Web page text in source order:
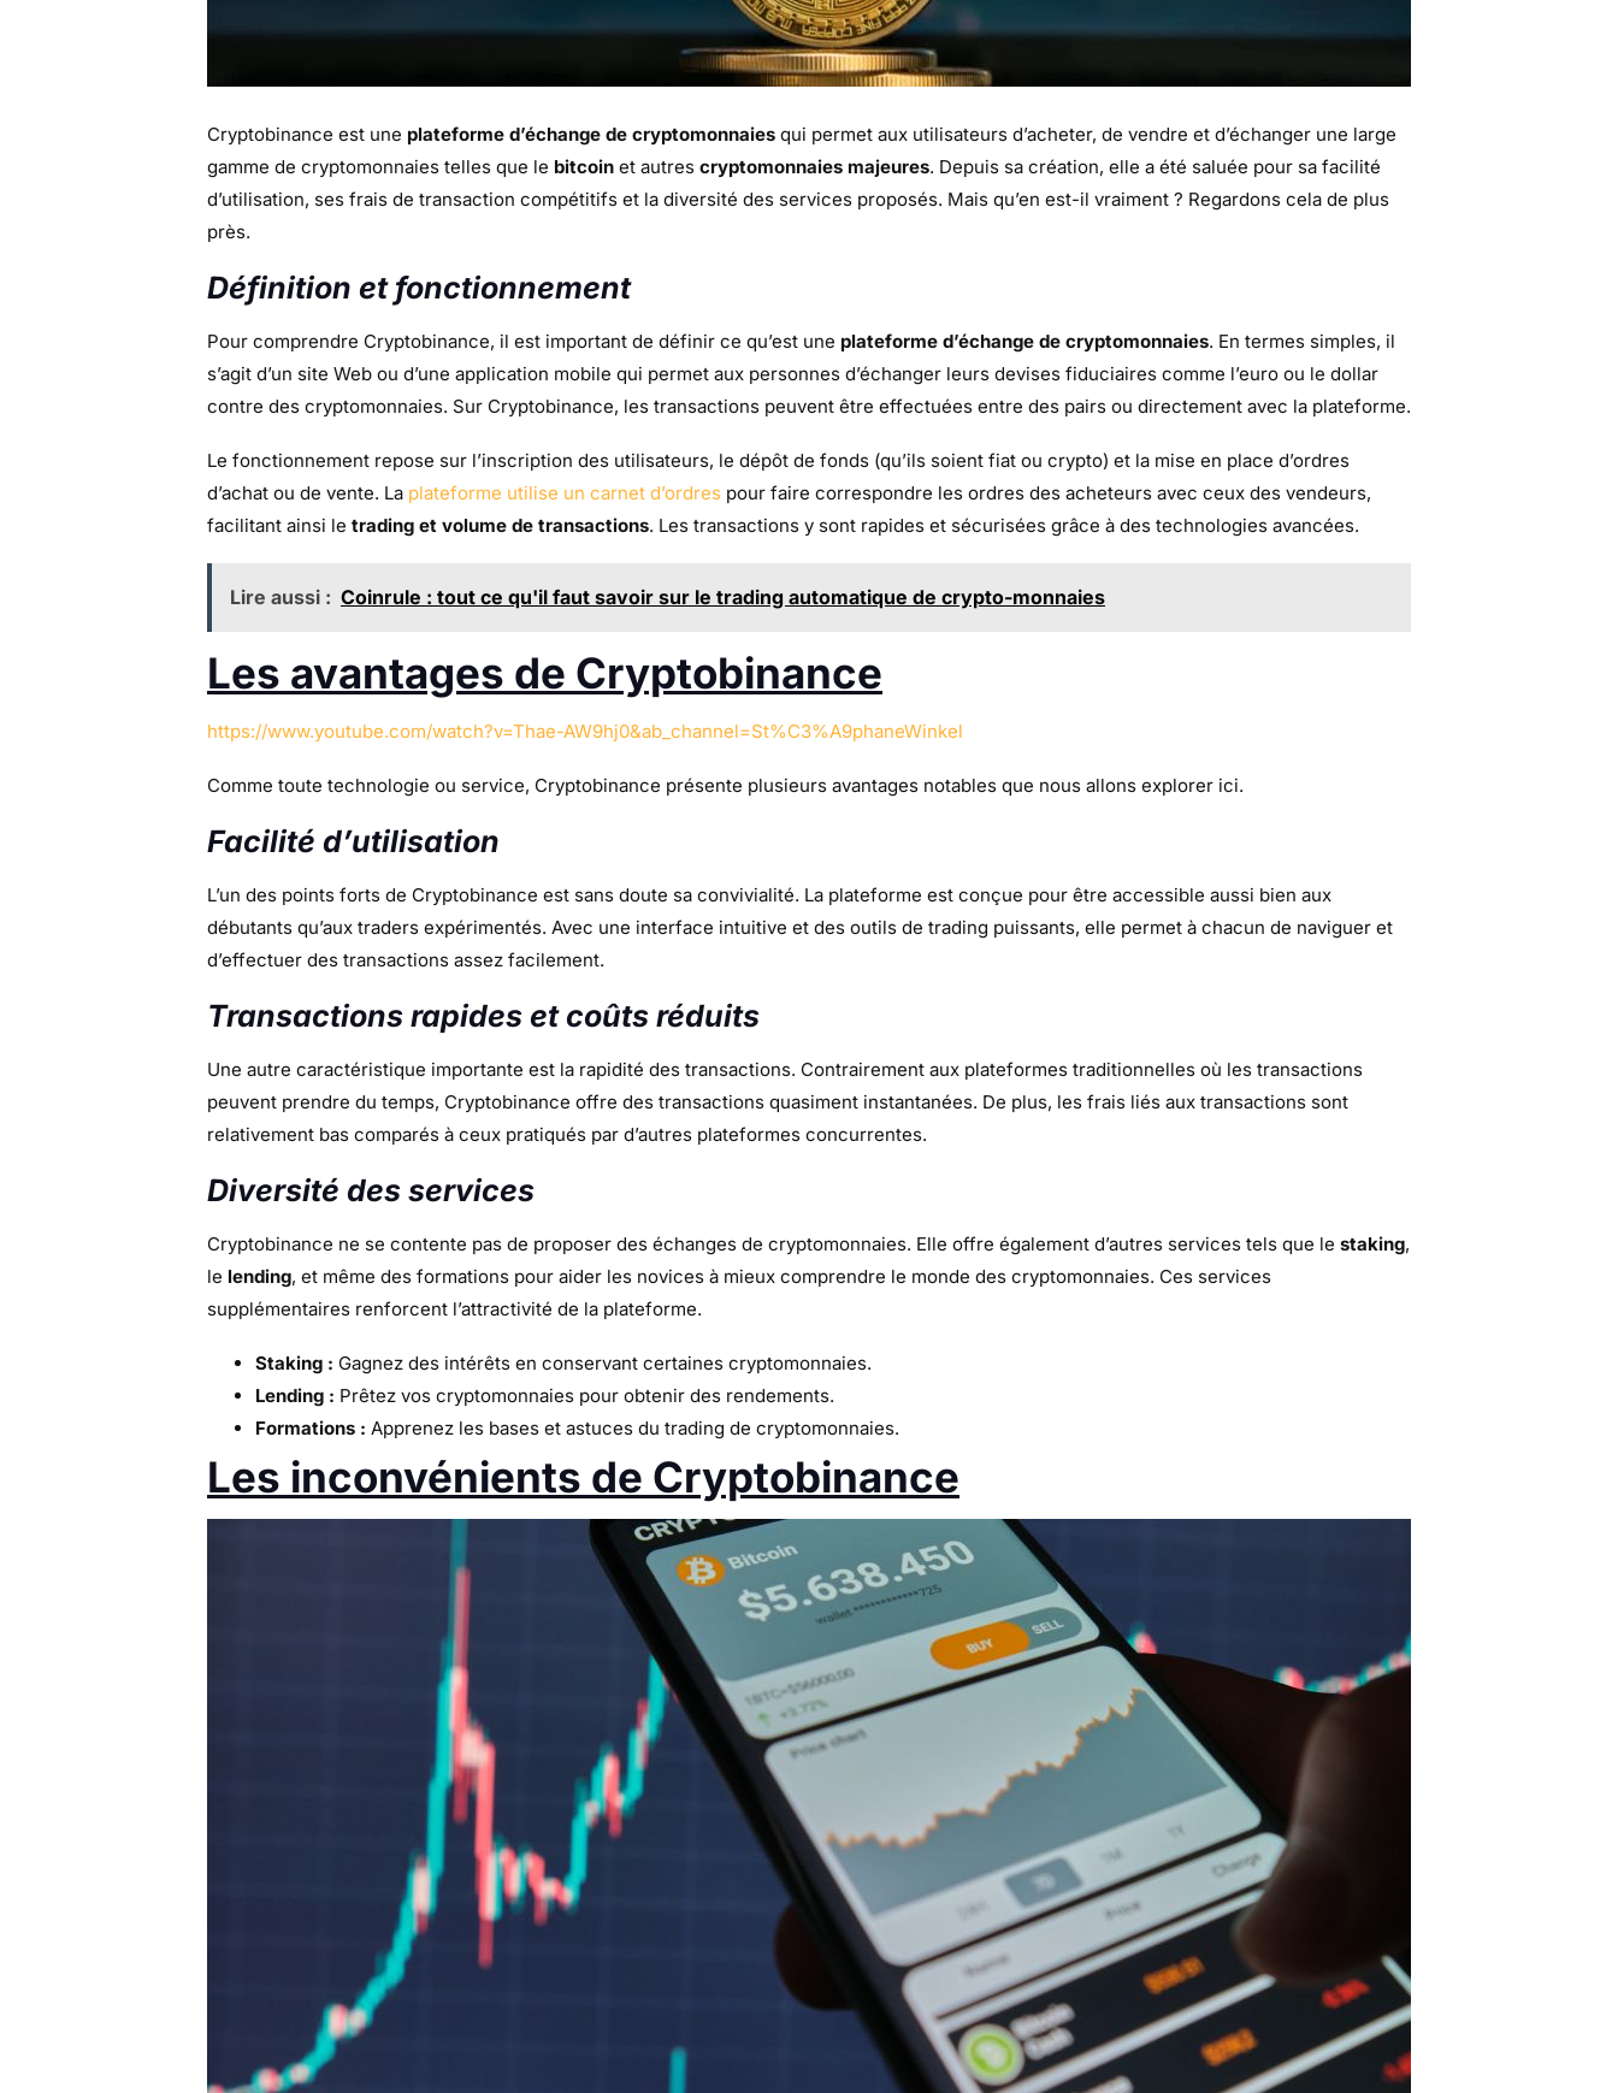
Cryptobinance est une plateforme d’échange de cryptomonnaies qui permet aux utilisateurs d’acheter, de vendre et d’échanger une large
gamme de cryptomonnaies telles que le bitcoin et autres cryptomonnaies majeures. Depuis sa création, elle a été saluée pour sa facilité
d’utilisation, ses frais de transaction compétitifs et la diversité des services proposés. Mais qu’en est-il vraiment ? Regardons cela de plus
près.
Définition et fonctionnement
Pour comprendre Cryptobinance, il est important de définir ce qu’est une plateforme d’échange de cryptomonnaies. En termes simples, il
s’agit d’un site Web ou d’une application mobile qui permet aux personnes d’échanger leurs devises fiduciaires comme l’euro ou le dollar
contre des cryptomonnaies. Sur Cryptobinance, les transactions peuvent être effectuées entre des pairs ou directement avec la plateforme.
Le fonctionnement repose sur l’inscription des utilisateurs, le dépôt de fonds (qu’ils soient fiat ou crypto) et la mise en place d’ordres
d’achat ou de vente. La plateforme utilise un carnet d’ordres pour faire correspondre les ordres des acheteurs avec ceux des vendeurs,
facilitant ainsi le trading et volume de transactions. Les transactions y sont rapides et sécurisées grâce à des technologies avancées.
Lire aussi : Coinrule : tout ce qu'il faut savoir sur le trading automatique de crypto-monnaies
Les avantages de Cryptobinance
https://www.youtube.com/watch?v=Thae-AW9hj0&ab_channel=St%C3%A9phaneWinkel
Comme toute technologie ou service, Cryptobinance présente plusieurs avantages notables que nous allons explorer ici.
Facilité d’utilisation
L’un des points forts de Cryptobinance est sans doute sa convivialité. La plateforme est conçue pour être accessible aussi bien aux
débutants qu’aux traders expérimentés. Avec une interface intuitive et des outils de trading puissants, elle permet à chacun de naviguer et
d’effectuer des transactions assez facilement.
Transactions rapides et coûts réduits
Une autre caractéristique importante est la rapidité des transactions. Contrairement aux plateformes traditionnelles où les transactions
peuvent prendre du temps, Cryptobinance offre des transactions quasiment instantanées. De plus, les frais liés aux transactions sont
relativement bas comparés à ceux pratiqués par d’autres plateformes concurrentes.
Diversité des services
Cryptobinance ne se contente pas de proposer des échanges de cryptomonnaies. Elle offre également d’autres services tels que le staking,
le lending, et même des formations pour aider les novices à mieux comprendre le monde des cryptomonnaies. Ces services
supplémentaires renforcent l’attractivité de la plateforme.
Staking : Gagnez des intérêts en conservant certaines cryptomonnaies.
Lending : Prêtez vos cryptomonnaies pour obtenir des rendements.
Formations : Apprenez les bases et astuces du trading de cryptomonnaies.
Les inconvénients de Cryptobinance